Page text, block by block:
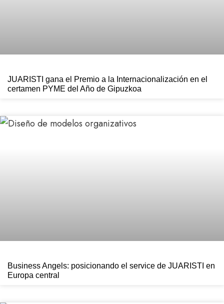
JUARISTI gana el Premio a la Internacionalización en el
certamen PYME del Año de Gipuzkoa
Business Angels: posicionando el service de JUARISTI en
Europa central